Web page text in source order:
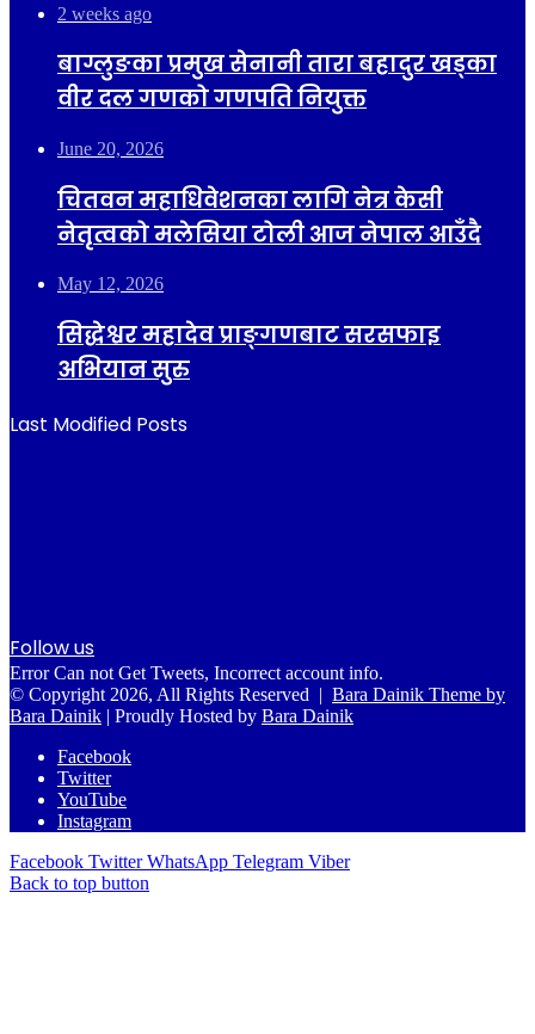
2 weeks ago
बाग्लुङका प्रमुख सेनानी तारा बहादुर खड्का
वीर दल गणको गणपति नियुक्त
June 20, 2026
चितवन महाधिवेशनका लागि नेत्र केसी
नेतृत्वको मलेसिया टोली आज नेपाल आउँदै
May 12, 2026
सिद्धेश्वर महादेव प्राङ्गणबाट सरसफाइ
अभियान सुरु
Last Modified Posts
Follow us
Error Can not Get Tweets, Incorrect account info.
© Copyright 2026, All Rights Reserved | Bara Dainik Theme by
Bara Dainik | Proudly Hosted by Bara Dainik
Facebook
Twitter
YouTube
Instagram
Facebook Twitter WhatsApp Telegram Viber
Back to top button